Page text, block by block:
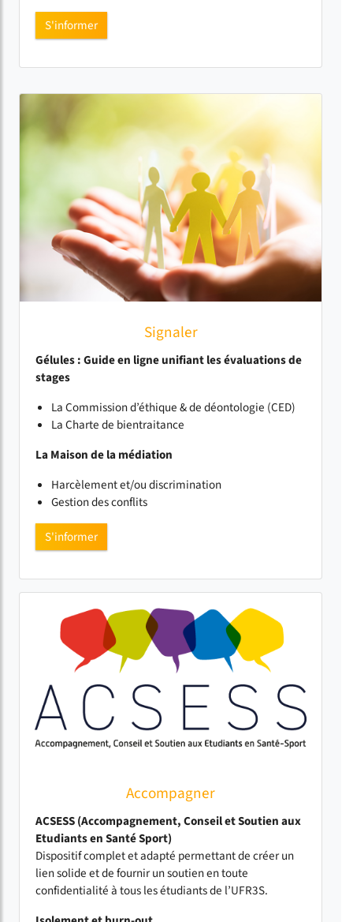
S'informer
Signaler
Gélules : Guide en ligne unifiant les évaluations de
stages
La Commission d’éthique & de déontologie (CED)
La Charte de bientraitance
La Maison de la médiation
Harcèlement et/ou discrimination
Gestion des conflits
S'informer
Accompagner
ACSESS (Accompagnement, Conseil et Soutien aux
Etudiants en Santé Sport)
Dispositif complet et adapté permettant de créer un
lien solide et de fournir un soutien en toute
confidentialité à tous les étudiants de l’UFR3S.